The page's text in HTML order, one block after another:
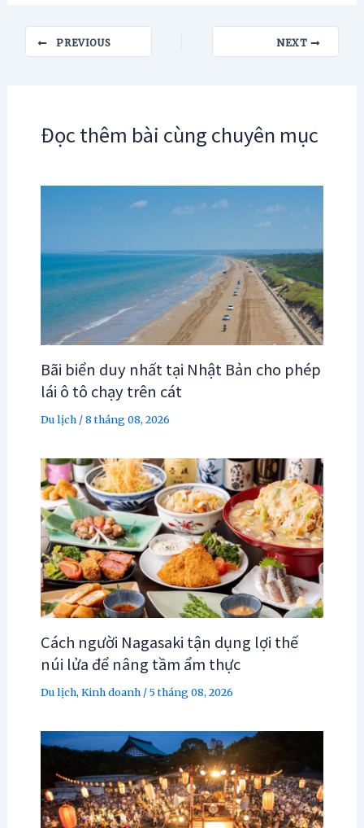
navigation
PREVIOUS NEXT
Đọc thêm bài cùng chuyên mục
Bãi biển duy nhất tại Nhật Bản cho phép
lái ô tô chạy trên cát
Du lịch/8 tháng 08, 2026
Cách người Nagasaki tận dụng lợi thế
núi lửa để nâng tầm ẩm thực
Du lịch,Kinh doanh/5 tháng 08, 2026